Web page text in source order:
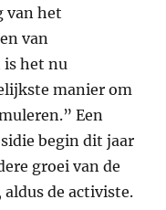
van het
van
het nu
manier om
Een
begin dit jaar
groei van de
de activiste.